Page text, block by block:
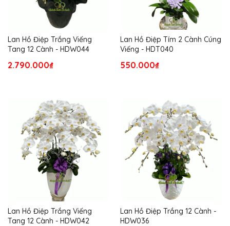
Lan Hồ Điệp Trắng Viếng
Tang 12 Cành - HDW044
2.790.000₫
Lan Hồ Điệp Tím 2 Cành Cúng
Viếng - HDT040
550.000₫
Lan Hồ Điệp Trắng Viếng
Tang 12 Cành - HDW042
Lan Hồ Điệp Trắng 12 Cành -
HDW036